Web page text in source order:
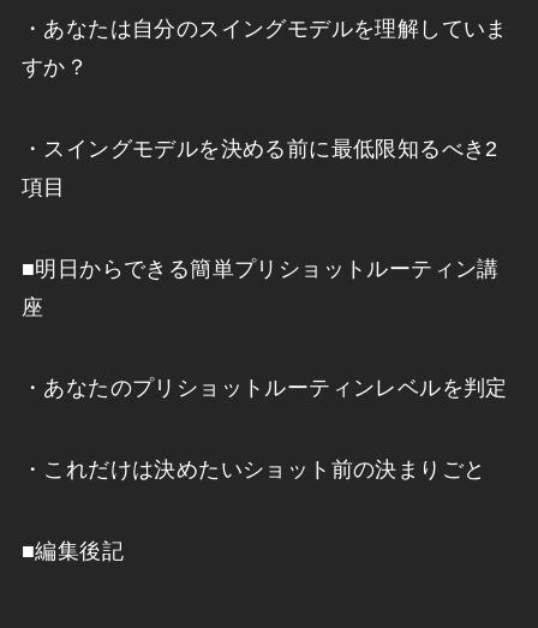
・あなたは自分のスイングモデルを理解していま
すか？
・スイングモデルを決める前に最低限知るべき2
項目
■明日からできる簡単プリショットルーティン講
座
・あなたのプリショットルーティンレベルを判定
・これだけは決めたいショット前の決まりごと
■編集後記